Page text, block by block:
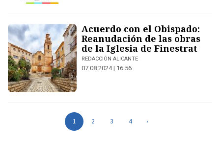
Acuerdo con el Obispado:
Reanudación de las obras
de la Iglesia de Finestrat
REDACCIÓN ALICANTE
07.08.2024 | 16:56
1 2 3 4 ›